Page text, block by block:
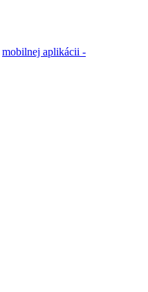
mobilnej aplikácii -